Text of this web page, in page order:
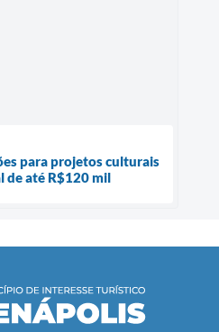
para projetos culturais
até R$120 mil